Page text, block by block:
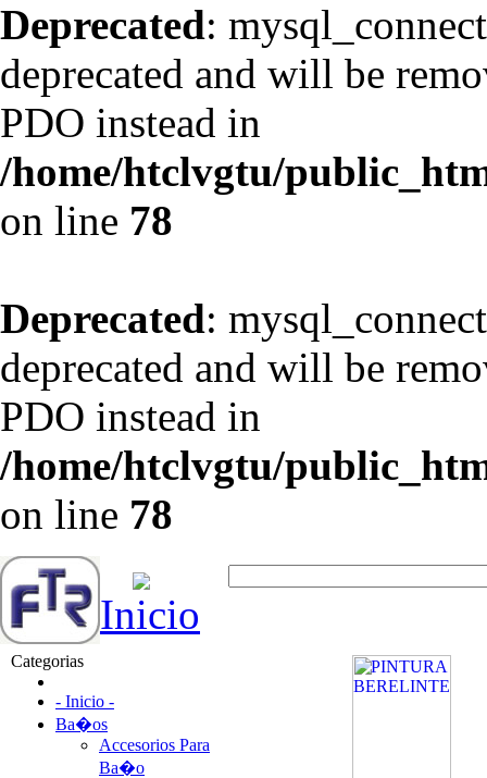
Deprecated:
deprecated and will be
PDO instead in
/home/htclvgtu/
on line 78
Deprecated:
deprecated and will be
PDO instead in
/home/htclvgtu/
on line 78
Inicio
Categorias
- Inicio -
Ba�os
Accesorios Para
Ba�o